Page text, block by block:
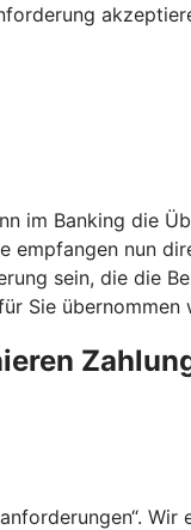
im Banking die
nun
sein, die die
Sie